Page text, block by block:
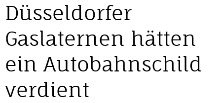
Düsseldorfer
Gaslaternen hätten
ein Autobahnschild
verdient